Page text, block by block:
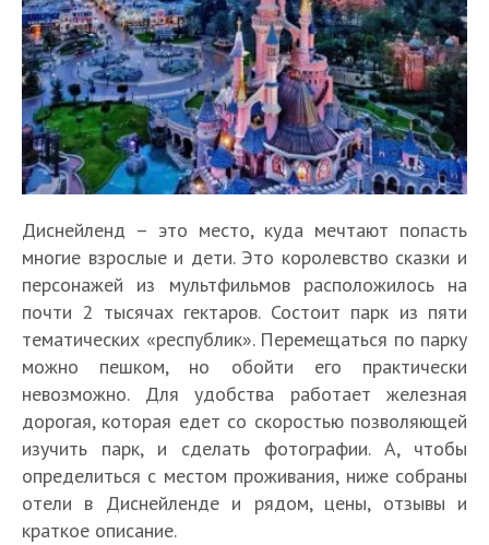
Диснейленд – это место, куда мечтают попасть
многие взрослые и дети. Это королевство сказки и
персонажей из мультфильмов расположилось на
почти 2 тысячах гектаров. Состоит парк из пяти
тематических «республик». Перемещаться по парку
можно пешком, но обойти его практически
невозможно. Для удобства работает железная
дорогая, которая едет со скоростью позволяющей
изучить парк, и сделать фотографии. А, чтобы
определиться с местом проживания, ниже собраны
отели в Диснейленде и рядом, цены, отзывы и
краткое описание.